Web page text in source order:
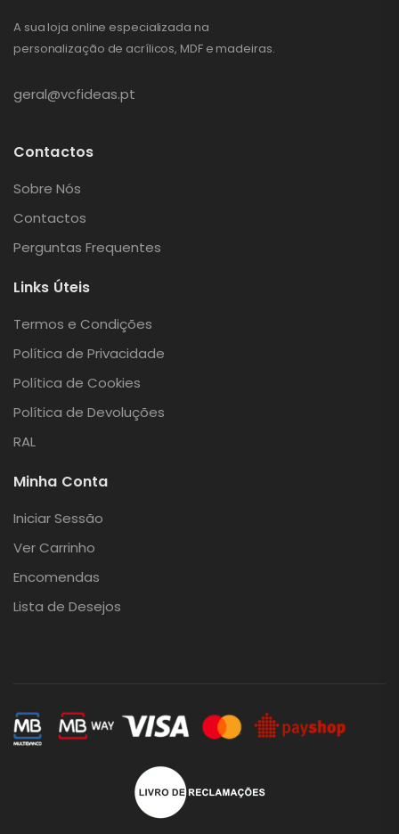
A sua loja online especializada na
personalização de acrílicos, MDF e madeiras.
geral@vcfideas.pt
Contactos
Sobre Nós
Contactos
Perguntas Frequentes
Links Úteis
Termos e Condições
Política de Privacidade
Política de Cookies
Política de Devoluções
RAL
Minha Conta
Iniciar Sessão
Ver Carrinho
Encomendas
Lista de Desejos